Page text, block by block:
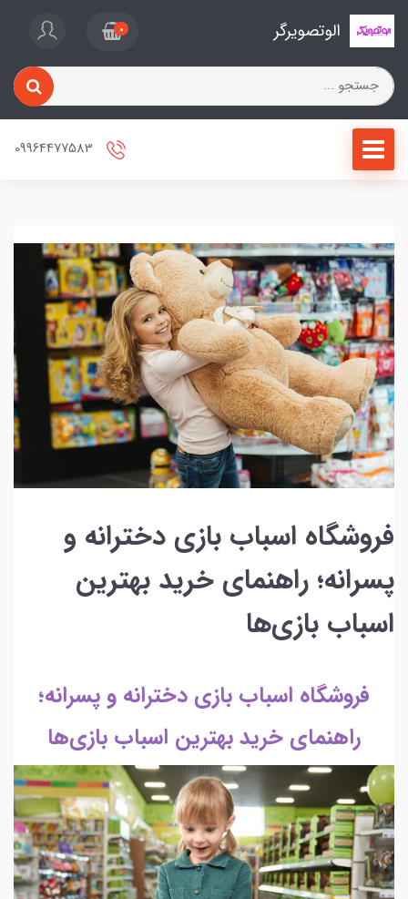
الوتصویرگر 0
فروشگاه اسباب بازی دخترانه و
پسرانه؛ راهنمای خرید بهترین
اسباب بازی‌ها
فروشگاه اسباب بازی دخترانه و پسرانه؛
راهنمای خرید بهترین اسباب بازی‌ها